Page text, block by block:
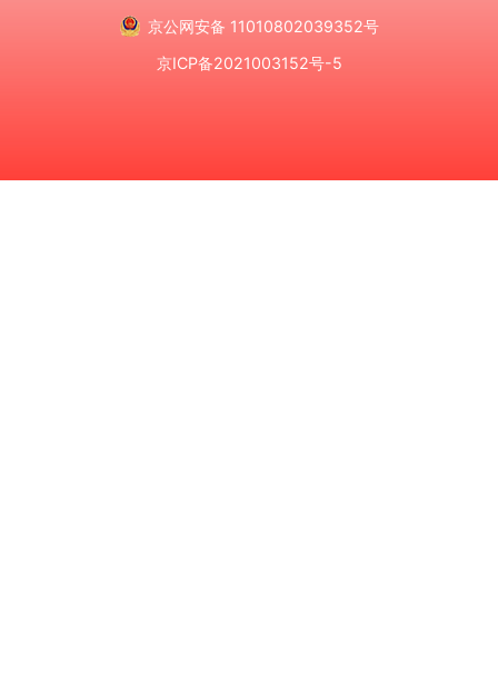
京公网安备 11010802039352号
京ICP备2021003152号-5